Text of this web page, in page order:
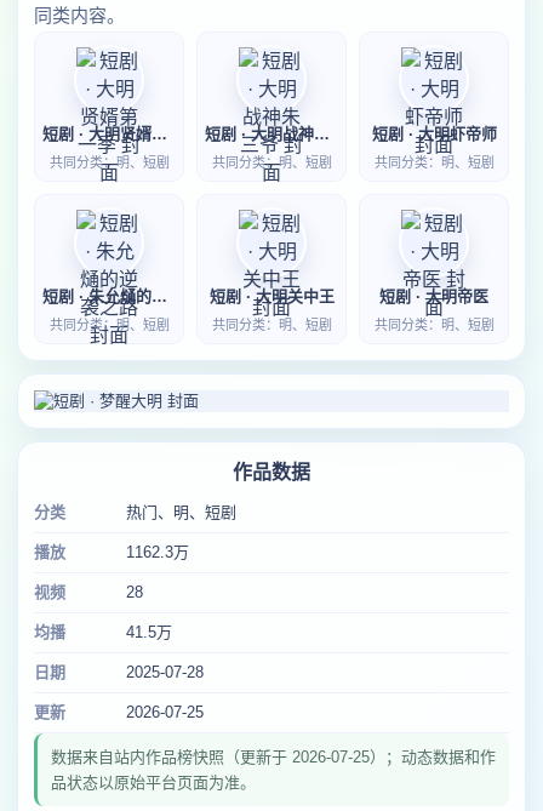
同类内容。
短剧 · 大明贤婿第一季
共同分类：明、短剧
短剧 · 大明战神朱三爷
共同分类：明、短剧
短剧 · 大明虾帝师
共同分类：明、短剧
短剧 · 朱允熥的逆袭之路
共同分类：明、短剧
短剧 · 大明关中王
共同分类：明、短剧
短剧 · 大明帝医
共同分类：明、短剧
作品数据
分类 热门、明、短剧
播放 1162.3万
视频 28
均播 41.5万
日期 2025-07-28
更新 2026-07-25
数据来自站内作品榜快照（更新于 2026-07-25）；动态数据和作
品状态以原始平台页面为准。